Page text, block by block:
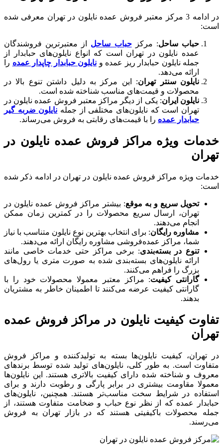
در ادامه 3 مرکز معتبر فروش عمده نایلون در تهران معرفی شده
است:
حباب ساحل: مرکزحباب ساحل از معتبرترین فروشندگان
عمده نایلون در تهران است که انواع نایلون‌های حبابدار از
جمله نایلون حبابدار ریز عمده و نایلون حبابدار چاپدار عمده را
ارائه می‌دهد.
نایلون سنتر تهران: این مرکز به دلیل داشتن تنوع بالا در
محصولات و قیمت‌های مناسب شناخته شده است.
نایلون ایران: یکی از دیگر مراکز معتبر فروش عمده نایلون در
تهران است که نایلون‌های مختلفی از جمله نایلون ضربه گیر
حبابدار عمده را با قیمت‌های رقابتی به فروش می‌رساند.
خدمات ویژه مراکز فروش عمده نایلون در
تهران
خدمات ویژه مراکز فروش عمده نایلون در تهران در ادامه ذکر شده
است:
تحویل سریع و به موقع: بیشتر مراکز فروش عمده نایلون در
تهران، ارسال سریع محصولات را در کمترین زمان ممکن
انجام می‌دهند.
مشاوره رایگان: برای انتخاب بهترین نوع نایلون متناسب با نیاز
شما، مراکز عمده‌فروشی مشاوره رایگان ارائه می‌دهند.
تنوع در بسته‌بندی: برخی مراکز حتی خدمات خاصی مانند
ارائه نایلون‌های بسته‌بندی شده به صورت متری یا رول‌های
بزرگ را فراهم می‌کنند.
گارانتی کیفیت: مراکز معتبر معمولا محصولات خود را با
گارانتی کیفیت عرضه می‌کنند تا اطمینان خاطر به مشتریان
بدهند.
تفاوت کیفیت نایلون در مراکز فروش عمده
تهران
در تهران، کیفیت نایلون‌ها بسته به تولیدکننده و مراکز فروش
متفاوت است. به طور کلی، نایلون‌های تولید شده توسط برندهای
معروف و شناخته شده دارای کیفیت بالاتری هستند. این نایلون‌ها
معمولا مقاومت بیشتری در برابر پارگی و رطوبت دارند و برای
استفاده در شرایط سخت مناسب‌تر هستند. همچنین، نایلون‌های
حبابدار عمده که از نظر نوع حباب و ضخامت متفاوت هستند، از
جمله محصولات باکیفیتی هستند که در بازار تهران به فروش
می‌رسند.